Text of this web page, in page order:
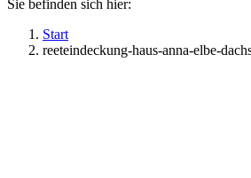
Sie befinden sich hier:
Start
reeteindeckung-haus-anna-elbe-